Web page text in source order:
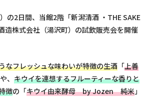
の2日間、当館2階「新潟清酒 ・THE SAKE
造株式会社（湯沢町）の試飲販売会を開催
なフレッシュな味わいが特徴の生酒 「上善
、 キウイを連想するフルーティーな香りと
徴の「キウイ由来酵母 by Jozen 純米」